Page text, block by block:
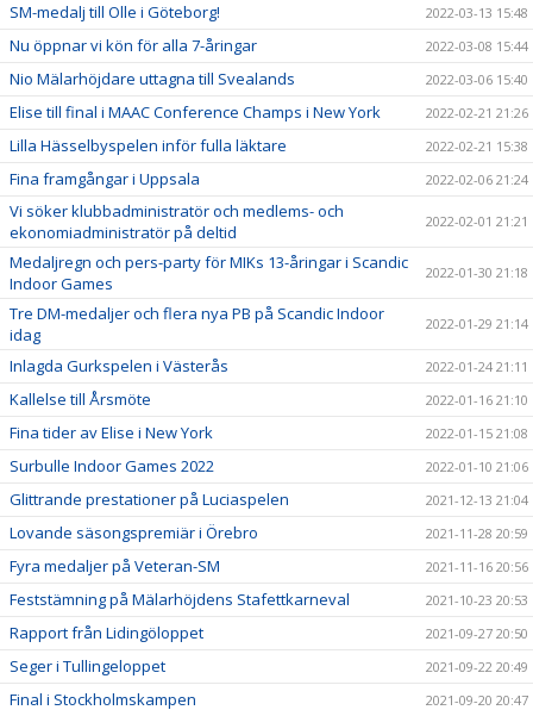
SM-medalj till Olle i Göteborg! 2022-03-13 15:48
Nu öppnar vi kön för alla 7-åringar 2022-03-08 15:44
Nio Mälarhöjdare uttagna till Svealands 2022-03-06 15:40
Elise till final i MAAC Conference Champs i New York 2022-02-21 21:26
Lilla Hässelbyspelen inför fulla läktare 2022-02-21 15:38
Fina framgångar i Uppsala 2022-02-06 21:24
Vi söker klubbadministratör och medlems- och
ekonomiadministratör på deltid
2022-02-01 21:21
Medaljregn och pers-party för MIKs 13-åringar i Scandic
Indoor Games
2022-01-30 21:18
Tre DM-medaljer och flera nya PB på Scandic Indoor
idag
2022-01-29 21:14
Inlagda Gurkspelen i Västerås 2022-01-24 21:11
Kallelse till Årsmöte 2022-01-16 21:10
Fina tider av Elise i New York 2022-01-15 21:08
Surbulle Indoor Games 2022 2022-01-10 21:06
Glittrande prestationer på Luciaspelen 2021-12-13 21:04
Lovande säsongspremiär i Örebro 2021-11-28 20:59
Fyra medaljer på Veteran-SM 2021-11-16 20:56
Feststämning på Mälarhöjdens Stafettkarneval 2021-10-23 20:53
Rapport från Lidingöloppet 2021-09-27 20:50
Seger i Tullingeloppet 2021-09-22 20:49
Final i Stockholmskampen 2021-09-20 20:47